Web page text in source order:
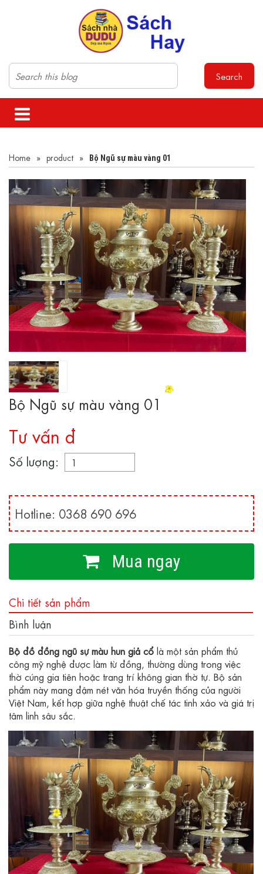
Search
Home » product » Bộ Ngũ sự màu vàng 01
Bộ Ngũ sự màu vàng 01
Tư vấn đ
Số lượng:
Hotline: 0368 690 696
Mua ngay
Chi tiết sản phẩm
Bình luận
Bộ đồ đồng ngũ sự màu hun giả cổ là một sản phẩm thủ
công mỹ nghệ được làm từ đồng, thường dùng trong việc
thờ cúng gia tiên hoặc trang trí không gian thờ tự. Bộ sản
phẩm này mang đậm nét văn hóa truyền thống của người
Việt Nam, kết hợp giữa nghệ thuật chế tác tinh xảo và giá trị
tâm linh sâu sắc.